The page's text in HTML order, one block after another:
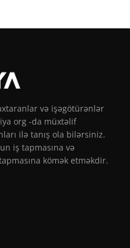
və işəgötürənlər
org -da müxtəlif
ilə tanış ola bilərsiniz.
iş tapmasına və
kömək etməkdir.